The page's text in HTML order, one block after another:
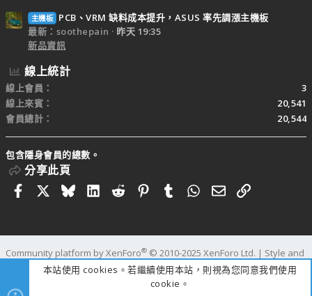
主機板
PCB、VRM 缺料成本提升，ASUS 率先調漲主機板
最新：soothepain
昨天 19:35
新品資訊
線上統計
線上會員
3
線上來賓
20,541
會員總計
20,544
包含隱身會員的總數。
分享此頁
FacebookBlueskyLinkedIn
RedditPinterestTumblrWhatsApp
電子郵件
連結
Community platform by XenForo® © 2010-2025 XenForo Ltd. | Style and
add-ons by ThemeHouse
126 時間
本站使用 cookies。若繼續使用本站，則視為您同意我們使用
cookie。